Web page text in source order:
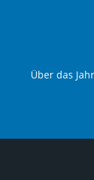
Über das